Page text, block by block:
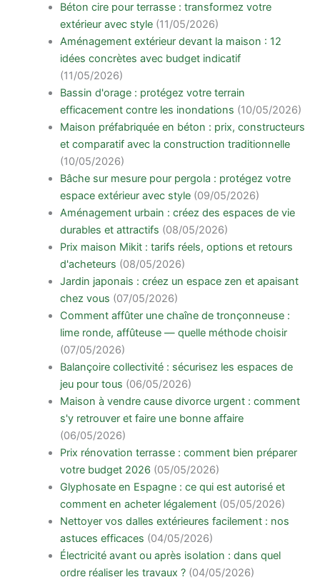
Béton cire pour terrasse : transformez votre
extérieur avec style (11/05/2026)
Aménagement extérieur devant la maison : 12
idées concrètes avec budget indicatif
(11/05/2026)
Bassin d'orage : protégez votre terrain
efficacement contre les inondations (10/05/2026)
Maison préfabriquée en béton : prix, constructeurs
et comparatif avec la construction traditionnelle
(10/05/2026)
Bâche sur mesure pour pergola : protégez votre
espace extérieur avec style (09/05/2026)
Aménagement urbain : créez des espaces de vie
durables et attractifs (08/05/2026)
Prix maison Mikit : tarifs réels, options et retours
d'acheteurs (08/05/2026)
Jardin japonais : créez un espace zen et apaisant
chez vous (07/05/2026)
Comment affûter une chaîne de tronçonneuse :
lime ronde, affûteuse — quelle méthode choisir
(07/05/2026)
Balançoire collectivité : sécurisez les espaces de
jeu pour tous (06/05/2026)
Maison à vendre cause divorce urgent : comment
s'y retrouver et faire une bonne affaire
(06/05/2026)
Prix rénovation terrasse : comment bien préparer
votre budget 2026 (05/05/2026)
Glyphosate en Espagne : ce qui est autorisé et
comment en acheter légalement (05/05/2026)
Nettoyer vos dalles extérieures facilement : nos
astuces efficaces (04/05/2026)
Électricité avant ou après isolation : dans quel
ordre réaliser les travaux ? (04/05/2026)